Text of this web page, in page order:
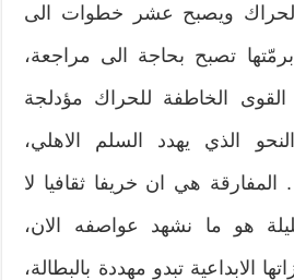
ويصبح عشر خطوات الى
برمّتها تصبح بحاجة الى مراجعة،
الخاطفة للحراك مؤدلجة
الذي يهدد السلم الاهلي،
المفارقة هي ان خريفا ثقافيا لا
هو ما نشهد عواصفه الان،
الابداعية تبدو مهددة بالبطالة،